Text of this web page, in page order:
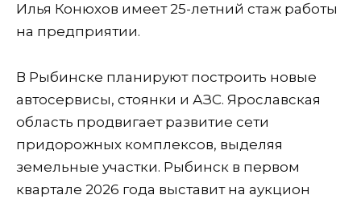
Илья Конюхов имеет 25-летний стаж работы
на предприятии.
В Рыбинске планируют построить новые
автосервисы, стоянки и АЗС. Ярославская
область продвигает развитие сети
придорожных комплексов, выделяя
земельные участки. Рыбинск в первом
квартале 2026 года выставит на аукцион